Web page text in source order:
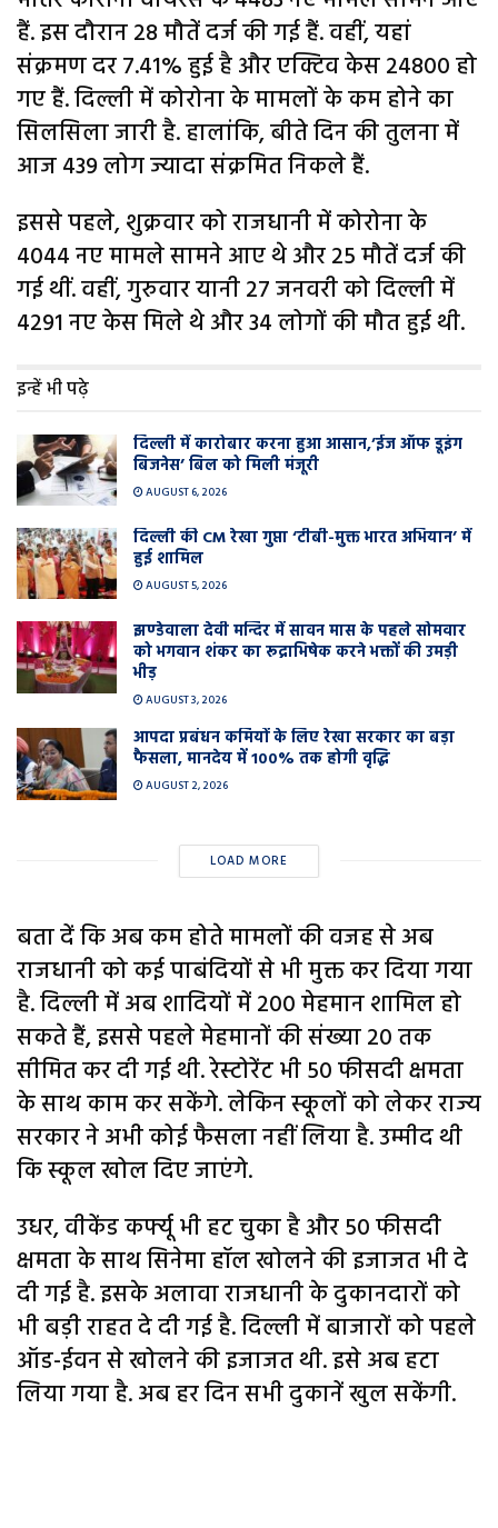
हैं. इस दौरान 28 मौतें दर्ज की गई हैं. वहीं, यहां
संक्रमण दर 7.41% हुई है और एक्टिव केस 24800 हो
गए हैं. दिल्ली में कोरोना के मामलों के कम होने का
सिलसिला जारी है. हालांकि, बीते दिन की तुलना में
आज 439 लोग ज्यादा संक्रमित निकले हैं.
इससे पहले, शुक्रवार को राजधानी में कोरोना के
4044 नए मामले सामने आए थे और 25 मौतें दर्ज की
गई थीं. वहीं, गुरुवार यानी 27 जनवरी को दिल्ली में
4291 नए केस मिले थे और 34 लोगों की मौत हुई थी.
इन्हें भी पढ़े
दिल्ली में कारोबार करना हुआ आसान,’ईज ऑफ डूइंग
बिजनेस’ बिल को मिली मंजूरी
AUGUST 6, 2026
दिल्ली की CM रेखा गुप्ता ‘टीबी-मुक्त भारत अभियान’ में
हुई शामिल
AUGUST 5, 2026
झण्डेवाला देवी मन्दिर में सावन मास के पहले सोमवार
को भगवान शंकर का रूद्राभिषेक करने भक्तों की उमड़ी
भीड़
AUGUST 3, 2026
आपदा प्रबंधन कर्मियों के लिए रेखा सरकार का बड़ा
फैसला, मानदेय में 100% तक होगी वृद्धि
AUGUST 2, 2026
LOAD MORE
बता दें कि अब कम होते मामलों की वजह से अब
राजधानी को कई पाबंदियों से भी मुक्त कर दिया गया
है. दिल्ली में अब शादियों में 200 मेहमान शामिल हो
सकते हैं, इससे पहले मेहमानों की संख्या 20 तक
सीमित कर दी गई थी. रेस्टोरेंट भी 50 फीसदी क्षमता
के साथ काम कर सकेंगे. लेकिन स्कूलों को लेकर राज्य
सरकार ने अभी कोई फैसला नहीं लिया है. उम्मीद थी
कि स्कूल खोल दिए जाएंगे.
उधर, वीकेंड कर्फ्यू भी हट चुका है और 50 फीसदी
क्षमता के साथ सिनेमा हॉल खोलने की इजाजत भी दे
दी गई है. इसके अलावा राजधानी के दुकानदारों को
भी बड़ी राहत दे दी गई है. दिल्ली में बाजारों को पहले
ऑड-ईवन से खोलने की इजाजत थी. इसे अब हटा
लिया गया है. अब हर दिन सभी दुकानें खुल सकेंगी.